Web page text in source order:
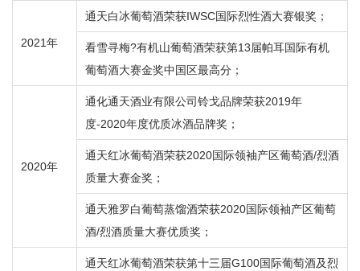
2021年
通天白冰葡萄酒荣获IWSC国际烈性酒大赛银奖；
看雪寻梅?有机山葡萄酒荣获第13届帕耳国际有机
葡萄酒大赛金奖中国区最高分；
2020年
通化通天酒业有限公司铃戈品牌荣获2019年
度-2020年度优质冰酒品牌奖；
通天红冰葡萄酒荣获2020国际领袖产区葡萄酒/烈酒
质量大赛金奖；
通天雅罗白葡萄蒸馏酒荣获2020国际领袖产区葡萄
酒/烈酒质量大赛优质奖；
通天红冰葡萄酒荣获第十三届G100国际葡萄酒及烈